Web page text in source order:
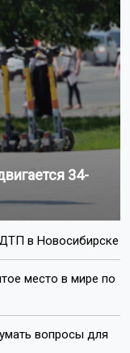
34-
в Новосибирске
место в мире по
вопросы для